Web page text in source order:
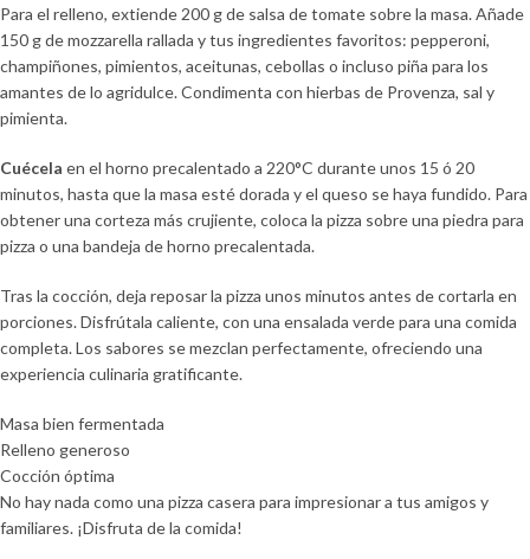
Para el relleno, extiende 200 g de salsa de tomate sobre la masa. Añade
150 g de mozzarella rallada y tus ingredientes favoritos: pepperoni,
champiñones, pimientos, aceitunas, cebollas o incluso piña para los
amantes de lo agridulce. Condimenta con hierbas de Provenza, sal y
pimienta.
Cuécela en el horno precalentado a 220°C durante unos 15 ó 20
minutos, hasta que la masa esté dorada y el queso se haya fundido. Para
obtener una corteza más crujiente, coloca la pizza sobre una piedra para
pizza o una bandeja de horno precalentada.
Tras la cocción, deja reposar la pizza unos minutos antes de cortarla en
porciones. Disfrútala caliente, con una ensalada verde para una comida
completa. Los sabores se mezclan perfectamente, ofreciendo una
experiencia culinaria gratificante.
Masa bien fermentada
Relleno generoso
Cocción óptima
No hay nada como una pizza casera para impresionar a tus amigos y
familiares. ¡Disfruta de la comida!